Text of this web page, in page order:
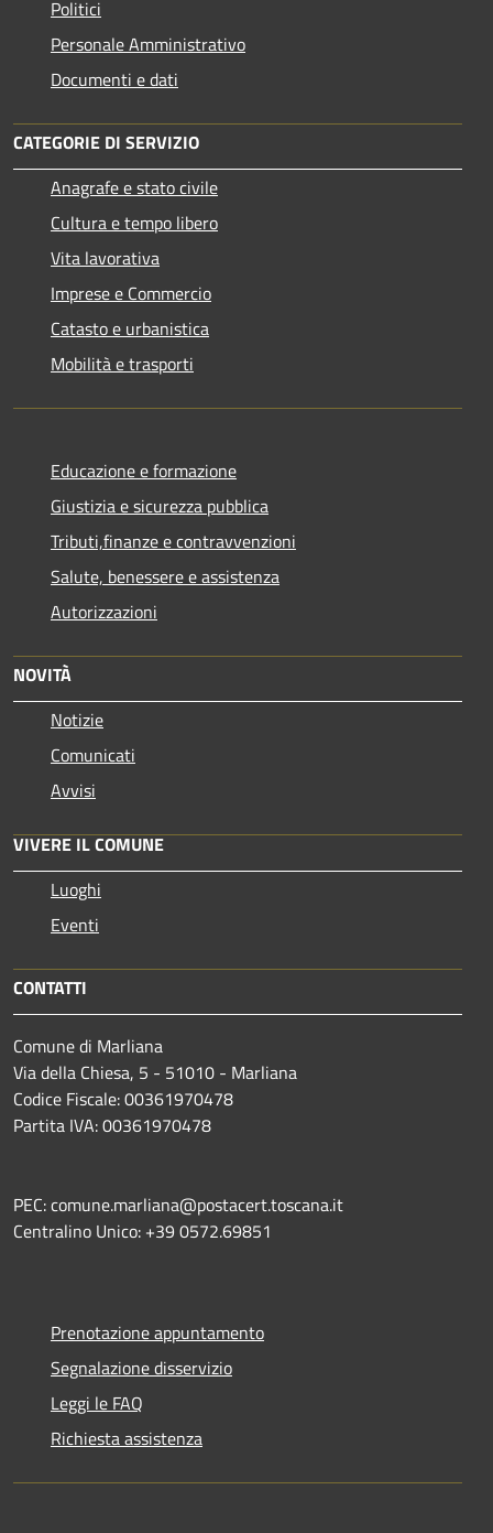
Politici
Personale Amministrativo
Documenti e dati
CATEGORIE DI SERVIZIO
Anagrafe e stato civile
Cultura e tempo libero
Vita lavorativa
Imprese e Commercio
Catasto e urbanistica
Mobilità e trasporti
Educazione e formazione
Giustizia e sicurezza pubblica
Tributi,finanze e contravvenzioni
Salute, benessere e assistenza
Autorizzazioni
NOVITÀ
Notizie
Comunicati
Avvisi
VIVERE IL COMUNE
Luoghi
Eventi
CONTATTI
Comune di Marliana
Via della Chiesa, 5 - 51010 - Marliana
Codice Fiscale: 00361970478
Partita IVA: 00361970478
PEC: comune.marliana@postacert.toscana.it
Centralino Unico: +39 0572.69851
Prenotazione appuntamento
Segnalazione disservizio
Leggi le FAQ
Richiesta assistenza